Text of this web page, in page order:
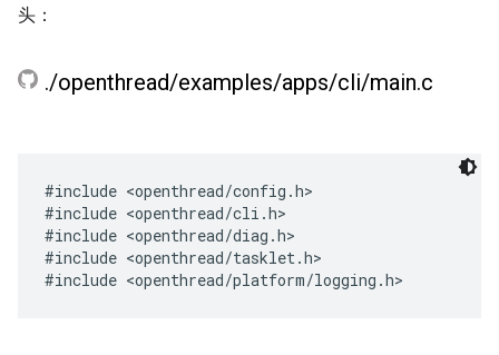
头：
./openthread/examples/apps/cli/main.c
#include <openthread/config.h>
#include <openthread/cli.h>
#include <openthread/diag.h>
#include <openthread/tasklet.h>